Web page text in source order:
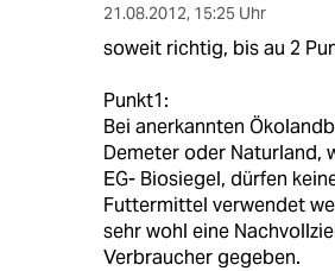
21.08.2012, 15:25 Uhr
soweit richtig, bis au 2
Punkt1:
Bei anerkannten
Demeter oder Naturland,
EG- Biosiegel, dürfen
Futtermittel verwendet
sehr wohl eine
Verbraucher gegeben.